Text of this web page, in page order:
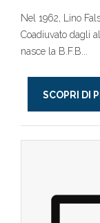
Nel 1962, Lino
Coadiuvato dagli
nasce la B.F.B...
SCOPRI DI